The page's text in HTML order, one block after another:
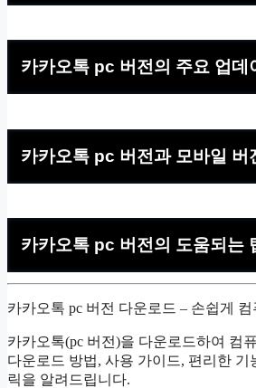
카카오톡 pc 버전의 주요 업데
카카오톡 pc 버전과 모바일 버
카카오톡 pc 버전의 도움되는
카카오톡 pc 버전 다운로드 – 손쉽게
카카오톡(pc 버전)을 다운로드하여 컴
다운로드 방법, 사용 가이드, 편리한
릭을 알려드립니다.